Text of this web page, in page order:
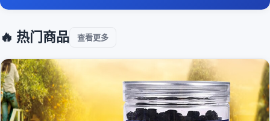
🔥 热门商品 查看更多